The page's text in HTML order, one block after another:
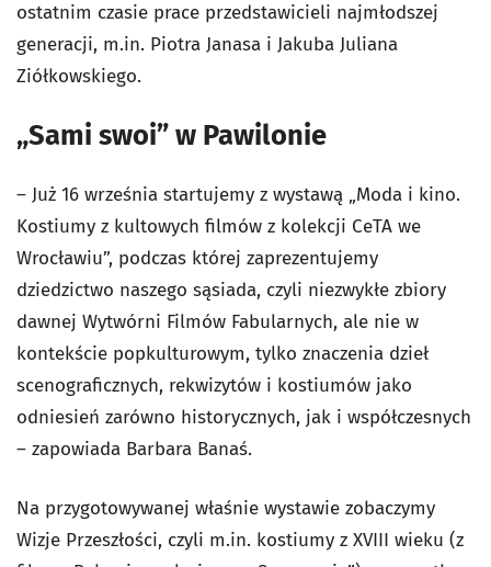
ostatnim czasie prace przedstawicieli najmłodszej
generacji, m.in. Piotra Janasa i Jakuba Juliana
Ziółkowskiego.
„Sami swoi” w Pawilonie
– Już 16 września startujemy z wystawą „Moda i kino.
Kostiumy z kultowych filmów z kolekcji CeTA we
Wrocławiu”, podczas której zaprezentujemy
dziedzictwo naszego sąsiada, czyli niezwykłe zbiory
dawnej Wytwórni Filmów Fabularnych, ale nie w
kontekście popkulturowym, tylko znaczenia dzieł
scenograficznych, rekwizytów i kostiumów jako
odniesień zarówno historycznych, jak i współczesnych
– zapowiada Barbara Banaś.
Na przygotowywanej właśnie wystawie zobaczymy
Wizje Przeszłości, czyli m.in. kostiumy z XVIII wieku (z